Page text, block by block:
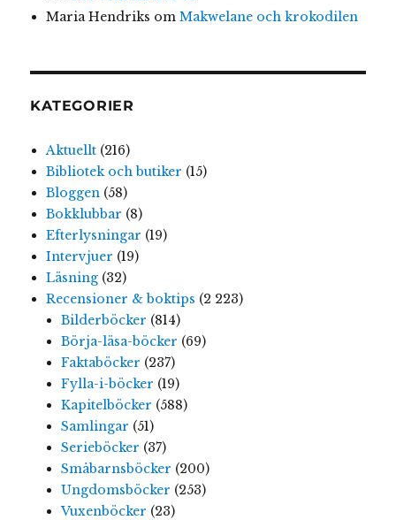
Maria Hendriks om Makwelane och krokodilen
KATEGORIER
Aktuellt(216)
Bibliotek och butiker (15)
Bloggen(58)
Bokklubbar (8)
Efterlysningar (19)
Intervjuer (19)
Läsning(32)
Recensioner & boktips (2 223)
Bilderböcker (814)
Börja-läsa-böcker (69)
Faktaböcker (237)
Fylla-i-böcker (19)
Kapitelböcker (588)
Samlingar (51)
Serieböcker (37)
Småbarnsböcker (200)
Ungdomsböcker (253)
Vuxenböcker (23)